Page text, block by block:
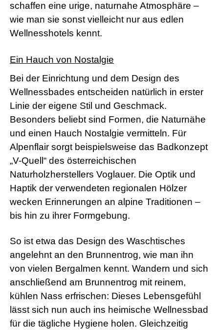
schaffen eine urige, naturnahe Atmosphäre –
wie man sie sonst vielleicht nur aus edlen
Wellnesshotels kennt.
Ein Hauch von Nostalgie
Bei der Einrichtung und dem Design des
Wellnessbades entscheiden natürlich in erster
Linie der eigene Stil und Geschmack.
Besonders beliebt sind Formen, die Naturnähe
und einen Hauch Nostalgie vermitteln. Für
Alpenflair sorgt beispielsweise das Badkonzept
„V-Quell“ des österreichischen
Naturholzherstellers Voglauer. Die Optik und
Haptik der verwendeten regionalen Hölzer
wecken Erinnerungen an alpine Traditionen –
bis hin zu ihrer Formgebung.
So ist etwa das Design des Waschtisches
angelehnt an den Brunnentrog, wie man ihn
von vielen Bergalmen kennt. Wandern und sich
anschließend am Brunnentrog mit reinem,
kühlen Nass erfrischen: Dieses Lebensgefühl
lässt sich nun auch ins heimische Wellnessbad
für die tägliche Hygiene holen. Gleichzeitig